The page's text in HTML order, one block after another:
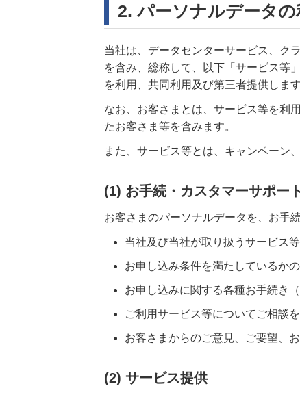
2. パーソナルデータの
当社は、データセンターサービス、ク
を含み、総称して、以下「サービス等
を利用、共同利用及び第三者提供しま
なお、お客さまとは、サービス等を利
たお客さま等を含みます。
また、サービス等とは、キャンペーン
(1) お手続・カスタマーサポート
お客さまのパーソナルデータを、お手
当社及び当社が取り扱うサービス
お申し込み条件を満たしているか
お申し込みに関する各種お手続き
ご利用サービス等についてご相談
お客さまからのご意見、ご要望、
(2) サービス提供